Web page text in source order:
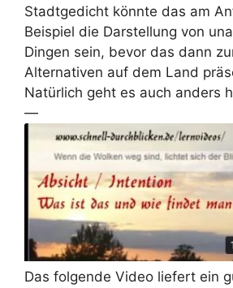
Stadtgedicht könnte das am
Beispiel die Darstellung von
Dingen sein, bevor das dann
Alternativen auf dem Land
Natürlich geht es auch anders
—
Das folgende Video liefert ein